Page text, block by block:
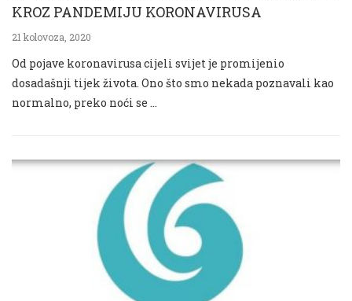
KROZ PANDEMIJU KORONAVIRUSA
21 kolovoza, 2020
Od pojave koronavirusa cijeli svijet je promijenio
dosadašnji tijek života. Ono što smo nekada poznavali kao
normalno, preko noći se …